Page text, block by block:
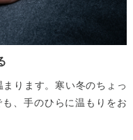
ります。寒い冬のちょっ
、手のひらに温もりをお